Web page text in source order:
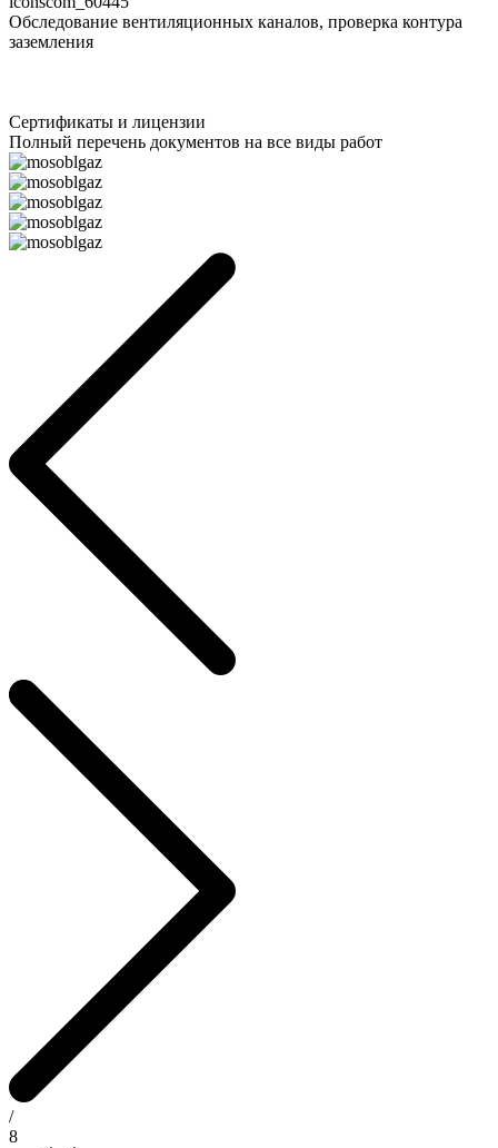
Обследование вентиляционных каналов, проверка контура
заземления
Сертификаты и лицензии
Полный перечень документов на все виды работ
/
8